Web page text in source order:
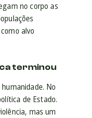
no corpo as
alvo
terminou
No
de Estado.
mas um